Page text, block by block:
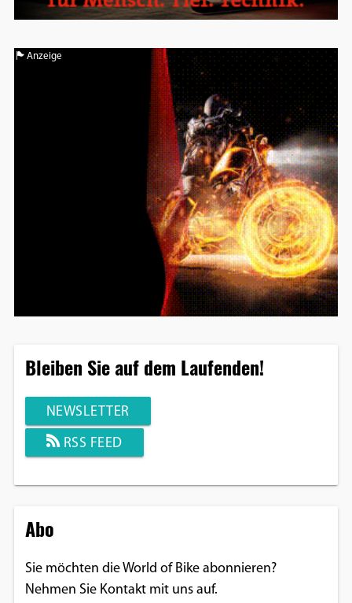
Anzeige
Bleiben Sie auf dem Laufenden!
NEWSLETTER
RSS FEED
Abo
Sie möchten die World of Bike abonnieren?
Nehmen Sie Kontakt mit uns auf.